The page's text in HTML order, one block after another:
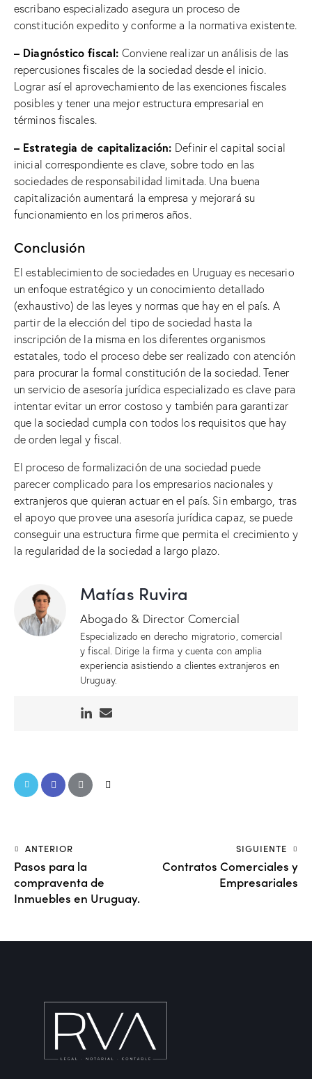
escribano especializado asegura un proceso de
constitución expedito y conforme a la normativa existente.
– Diagnóstico fiscal:Conviene realizar un análisis de las
repercusiones fiscales de la sociedad desde el inicio.
Lograr así el aprovechamiento de las exenciones fiscales
posibles y tener una mejor estructura empresarial en
términos fiscales.
– Estrategia de capitalización: Definir el capital social
inicial correspondiente es clave, sobre todo en las
sociedades de responsabilidad limitada. Una buena
capitalización aumentará la empresa y mejorará su
funcionamiento en los primeros años.
Conclusión
El establecimiento de sociedades en Uruguay es necesario
un enfoque estratégico y un conocimiento detallado
(exhaustivo) de las leyes y normas que hay en el país. A
partir de la elección del tipo de sociedad hasta la
inscripción de la misma en los diferentes organismos
estatales, todo el proceso debe ser realizado con atención
para procurar la formal constitución de la sociedad. Tener
un servicio de asesoría jurídica especializado es clave para
intentar evitar un error costoso y también para garantizar
que la sociedad cumpla con todos los requisitos que hay
de orden legal y fiscal.
El proceso de formalización de una sociedad puede
parecer complicado para los empresarios nacionales y
extranjeros que quieran actuar en el país. Sin embargo, tras
el apoyo que provee una asesoría jurídica capaz, se puede
conseguir una estructura firme que permita el crecimiento y
la regularidad de la sociedad a largo plazo.
Matías Ruvira
Abogado & Director Comercial
Especializado en derecho migratorio, comercial
y fiscal. Dirige la firma y cuenta con amplia
experiencia asistiendo a clientes extranjeros en
Uruguay.
ANTERIOR
Pasos para la
compraventa de
Inmuebles en Uruguay.
SIGUIENTE
Contratos Comerciales y
Empresariales